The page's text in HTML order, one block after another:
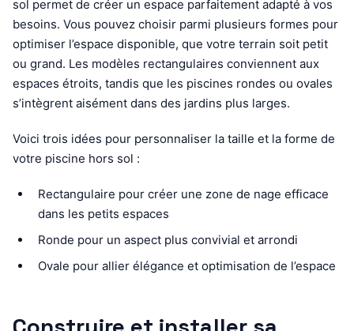
sol permet de créer un espace parfaitement adapté à vos
besoins. Vous pouvez choisir parmi plusieurs formes pour
optimiser l’espace disponible, que votre terrain soit petit
ou grand. Les modèles rectangulaires conviennent aux
espaces étroits, tandis que les piscines rondes ou ovales
s’intègrent aisément dans des jardins plus larges.
Voici trois idées pour personnaliser la taille et la forme de
votre piscine hors sol :
Rectangulaire pour créer une zone de nage efficace
dans les petits espaces
Ronde pour un aspect plus convivial et arrondi
Ovale pour allier élégance et optimisation de l’espace